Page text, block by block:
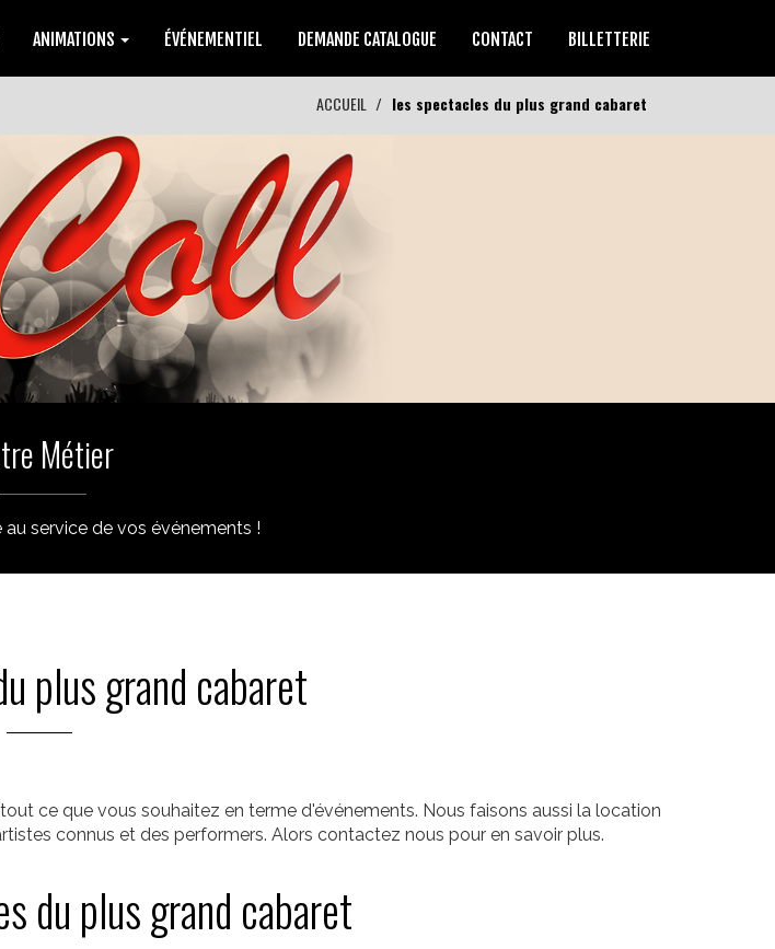
ANIMATIONS ÉVÉNEMENTIEL DEMANDE CATALOGUE CONTACT BILLETTERIE
ACCUEIL les spectacles du plus grand cabaret
Métier
service de vos événements !
plus grand cabaret
ce que vous souhaitez en terme d'événements. Nous faisons aussi la location
connus et des performers. Alors contactez nous pour en savoir plus.
du plus grand cabaret